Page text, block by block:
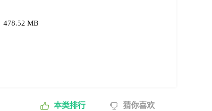
478.52 MB
本类排行 猜你喜欢